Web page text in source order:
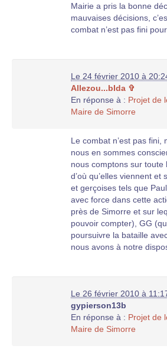
Mairie a pris la bonne
mauvaises décisions,
combat n’est pas fini
Le 24 février 2010 à
Allezou...bIda ✞
En réponse à : Projet de
Maire de Simorre
Le combat n’est pas fini,
nous en sommes
nous comptons sur toute
d’où qu’elles viennent
et gerçoises tels que
avec force dans cette
près de Simorre et sur
pouvoir compter), GG
poursuivre la bataille
nous avons à notre
Le 26 février 2010 à
gypierson13b
En réponse à : Projet de
Maire de Simorre